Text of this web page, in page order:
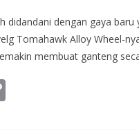
didandani dengan gaya
Tomahawk Alloy Wheel-
membuat ganteng